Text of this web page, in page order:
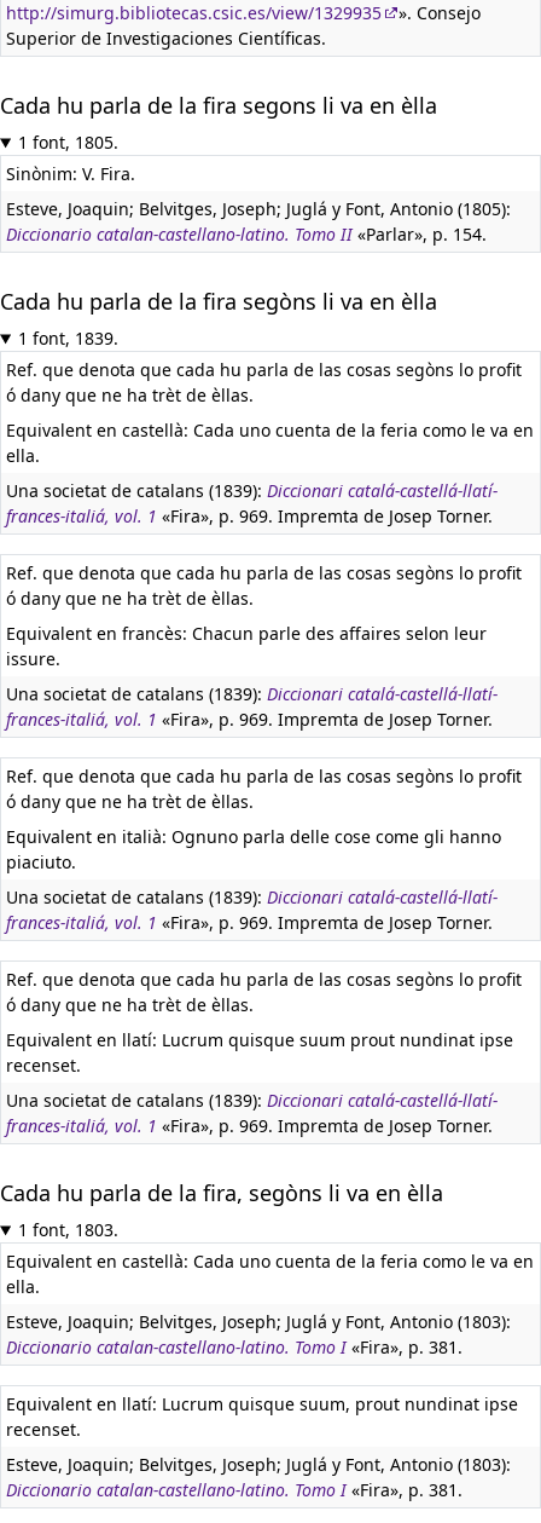
http://simurg.bibliotecas.csic.es/view/1329935
». Consejo
Superior de Investigaciones Científicas.
Cada hu parla de la fira segons li va en èlla
1 font, 1805.
Sinònim: V. Fira.
Esteve, Joaquin; Belvitges, Joseph; Juglá y Font, Antonio (1805):
Diccionario catalan-castellano-latino. Tomo II«Parlar», p. 154.
Cada hu parla de la fira segòns li va en èlla
1 font, 1839.
Ref. que denota que cada hu parla de las cosas segòns lo profit
ó dany que ne ha trèt de èllas.
Equivalent en castellà: Cada uno cuenta de la feria como le va en
ella.
Una societat de catalans (1839): Diccionari catalá-castellá-llatí-
frances-italiá, vol. 1 «Fira», p. 969. Impremta de Josep Torner.
Ref. que denota que cada hu parla de las cosas segòns lo profit
ó dany que ne ha trèt de èllas.
Equivalent en francès: Chacun parle des affaires selon leur
issure.
Una societat de catalans (1839): Diccionari catalá-castellá-llatí-
frances-italiá, vol. 1 «Fira», p. 969. Impremta de Josep Torner.
Ref. que denota que cada hu parla de las cosas segòns lo profit
ó dany que ne ha trèt de èllas.
Equivalent en italià: Ognuno parla delle cose come gli hanno
piaciuto.
Una societat de catalans (1839): Diccionari catalá-castellá-llatí-
frances-italiá, vol. 1 «Fira», p. 969. Impremta de Josep Torner.
Ref. que denota que cada hu parla de las cosas segòns lo profit
ó dany que ne ha trèt de èllas.
Equivalent en llatí: Lucrum quisque suum prout nundinat ipse
recenset.
Una societat de catalans (1839): Diccionari catalá-castellá-llatí-
frances-italiá, vol. 1 «Fira», p. 969. Impremta de Josep Torner.
Cada hu parla de la fira, segòns li va en èlla
1 font, 1803.
Equivalent en castellà: Cada uno cuenta de la feria como le va en
ella.
Esteve, Joaquin; Belvitges, Joseph; Juglá y Font, Antonio (1803):
Diccionario catalan-castellano-latino. Tomo I«Fira», p. 381.
Equivalent en llatí: Lucrum quisque suum, prout nundinat ipse
recenset.
Esteve, Joaquin; Belvitges, Joseph; Juglá y Font, Antonio (1803):
Diccionario catalan-castellano-latino. Tomo I«Fira», p. 381.